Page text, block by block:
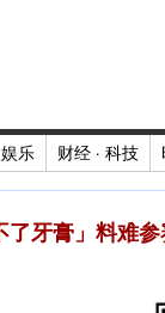
娱乐 财经 · 科技
牙膏」料难